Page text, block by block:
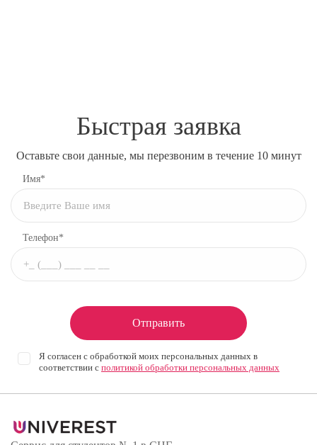
Быстрая заявка
Оставьте свои данные, мы перезвоним в течение 10 минут
Имя*
Телефон*
Отправить
Я согласен с обработкой моих персональных данных в
соответствии с политикой обработки персональных данных